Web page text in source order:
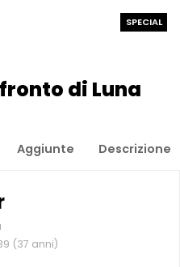
SPECIAL
di Luna
Aggiunte Descrizione
(37 anni)